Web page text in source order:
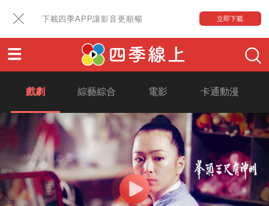
下載四季APP讓影音更順暢 立即下載
戲劇 綜藝綜合 電影 卡通動漫